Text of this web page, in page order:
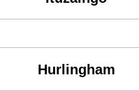
Hurlingham